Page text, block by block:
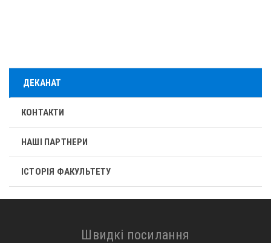
ДЕКАНАТ
КОНТАКТИ
НАШІ ПАРТНЕРИ
ІСТОРІЯ ФАКУЛЬТЕТУ
Швидкі посилання